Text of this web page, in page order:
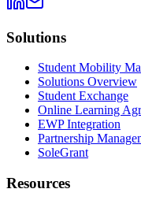
Solutions
Student Mobility
Solutions Overview
Student Exchange
Online Learning
EWP Integration
Partnership
SoleGrant
Resources